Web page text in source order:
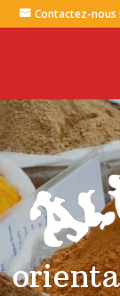
Contactez-nous